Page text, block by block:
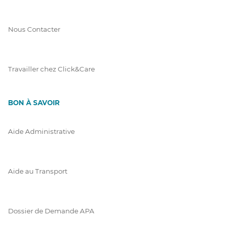
Nous Contacter
Travailler chez Click&Care
BON À SAVOIR
Aide Administrative
Aide au Transport
Dossier de Demande APA